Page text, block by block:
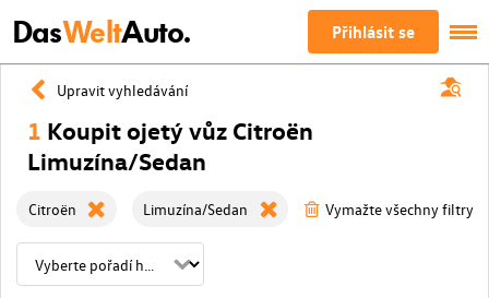
DasWeltAuto. Přihlásit se
Upravit vyhledávání
1 Koupit ojetý vůz Citroën
Limuzína/Sedan
Citroën Limuzína/Sedan Vymažte všechny filtry